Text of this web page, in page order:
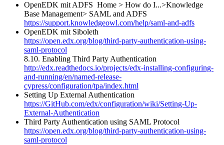
OpenEDK mit ADFS Home > How do I...>Knowledge
Base Management> SAML and ADFS
https://support.knowledgeowl.com/help/saml-and-adfs
OpenEDK mit Siboleth
https://open.edx.org/blog/third-party-authentication-using-
saml-protocol
8.10. Enabling Third Party Authentication
http://edx.readthedocs.io/projects/edx-installing-configuring-
and-running/en/named-release-
cypress/configuration/tpa/index.html
Setting Up External Authentication
https://GitHub.com/edx/configuration/wiki/Setting-Up-
External-Authentication
Third Party Authentication using SAML Protocol
https://open.edx.org/blog/third-party-authentication-using-
saml-protocol